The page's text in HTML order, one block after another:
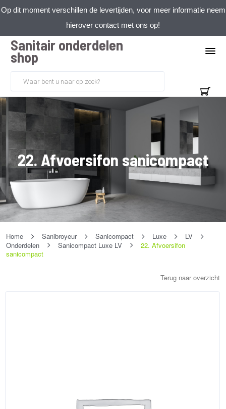
Op dit moment verschillen de levertijden, voor meer informatie neem
hierover contact met ons op!
Sanitair onderdelen
shop
22. Afvoersifon sanicompact
Home Sanibroyeur Sanicompact Luxe
LV
Onderdelen
Sanicompact Luxe LV
22. Afvoersifon
sanicompact
Terug naar overzicht